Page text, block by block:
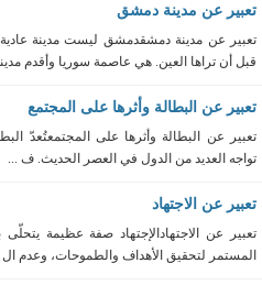
تعبير عن مدينة دمشق
تعبير عن مدينة دمشقدمشق ليست مدينة
قبل أن تراها العين. هي عاصمة سوريا وأقدم
تعبير عن البطالة وأثرها على المجتمع
تعبير عن البطالة وأثرها على المجتمعتُعدّ
تواجه العديد من الدول في العصر الحديث. ف ...
تعبير عن الاجتهاد
تعبير عن الاجتهادالإجتهاد صفة عظيمة
المستمر لتحقيق الأهداف والطموحات، وعدم ال